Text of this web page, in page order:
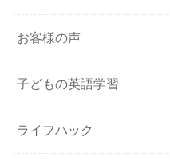
お客様の声
子どもの英語学習
ライフハック